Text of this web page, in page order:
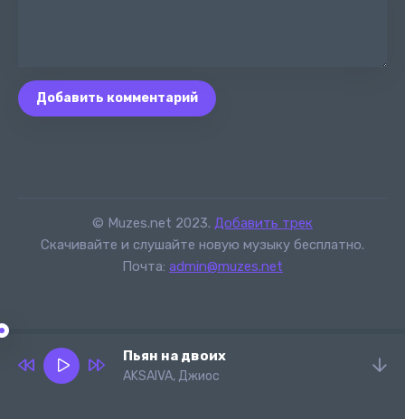
Добавить комментарий
© Muzes.net 2023. Добавить трек
Скачивайте и слушайте новую музыку бесплатно.
Почта: admin@muzes.net
Пьян на двоих
AKSAIVA, Джиос